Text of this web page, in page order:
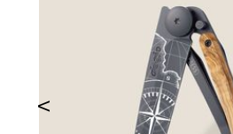
<